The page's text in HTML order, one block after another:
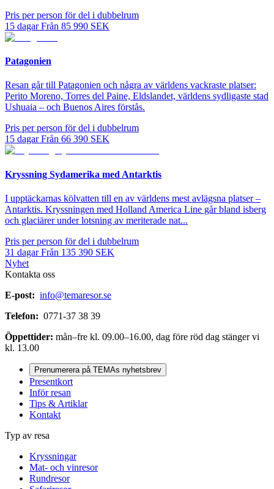
Pris per person för del i dubbelrum
15 dagar Från 85 990 SEK
Patagonien
Resan går till Patagonien och några av världens vackraste platser:
Perito Moreno, Torres del Paine, Eldslandet, världens sydligaste stad
Ushuaia – och Buenos Aires förstås.
Pris per person för del i dubbelrum
15 dagar Från 66 390 SEK
Kryssning Sydamerika med Antarktis
I upptäckarnas kölvatten till en av världens mest avlägsna platser –
Antarktis. Kryssningen med Holland America Line går bland isberg
och glaciärer under lotsning av meriterade nat...
Pris per person för del i dubbelrum
31 dagar Från 135 390 SEK
Nyhet
Kontakta oss
E-post: info@temaresor.se
Telefon: 0771-37 38 39
Öppettider: mån–fre kl. 09.00–16.00, dag före röd dag stänger vi
kl. 13.00
Prenumerera på TEMAs nyhetsbrev
Presentkort
Inför resan
Tips & Artiklar
Kontakt
Typ av resa
Kryssningar
Mat- och vinresor
Rundresor